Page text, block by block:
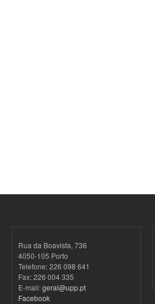
Rua da Boavista, 736
4050-105 Porto
Telefone: 226 098 641
Fax: 226 004 335
E-mail:geral@upp.pt
Facebook